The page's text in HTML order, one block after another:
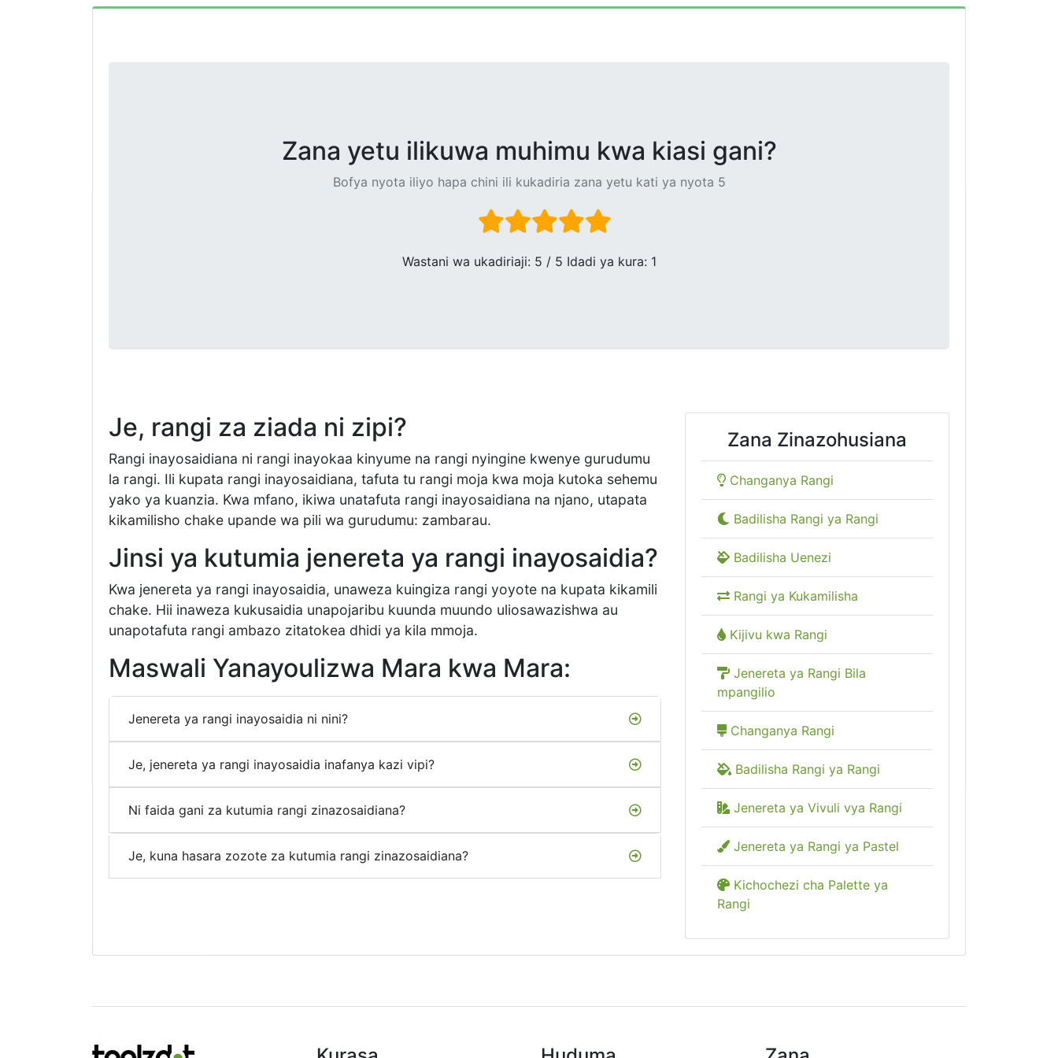
Zana yetu ilikuwa muhimu kwa kiasi gani?
Bofya nyota iliyo hapa chini ili kukadiria zana yetu kati ya nyota 5
Wastani wa ukadiriaji: 5 / 5 Idadi ya kura: 1
Je, rangi za ziada ni zipi?
Rangi inayosaidiana ni rangi inayokaa kinyume na rangi nyingine kwenye gurudumu
la rangi. Ili kupata rangi inayosaidiana, tafuta tu rangi moja kwa moja kutoka sehemu
yako ya kuanzia. Kwa mfano, ikiwa unatafuta rangi inayosaidiana na njano, utapata
kikamilisho chake upande wa pili wa gurudumu: zambarau.
Jinsi ya kutumia jenereta ya rangi inayosaidia?
Kwa jenereta ya rangi inayosaidia, unaweza kuingiza rangi yoyote na kupata kikamili
chake. Hii inaweza kukusaidia unapojaribu kuunda muundo uliosawazishwa au
unapotafuta rangi ambazo zitatokea dhidi ya kila mmoja.
Maswali Yanayoulizwa Mara kwa Mara:
Jenereta ya rangi inayosaidia ni nini?
Je, jenereta ya rangi inayosaidia inafanya kazi vipi?
Ni faida gani za kutumia rangi zinazosaidiana?
Je, kuna hasara zozote za kutumia rangi zinazosaidiana?
Zana Zinazohusiana
Changanya Rangi
Badilisha Rangi ya Rangi
Badilisha Uenezi
Rangi ya Kukamilisha
Kijivu kwa Rangi
Jenereta ya Rangi Bila
mpangilio
Changanya Rangi
Badilisha Rangi ya Rangi
Jenereta ya Vivuli vya Rangi
Jenereta ya Rangi ya Pastel
Kichochezi cha Palette ya
Rangi